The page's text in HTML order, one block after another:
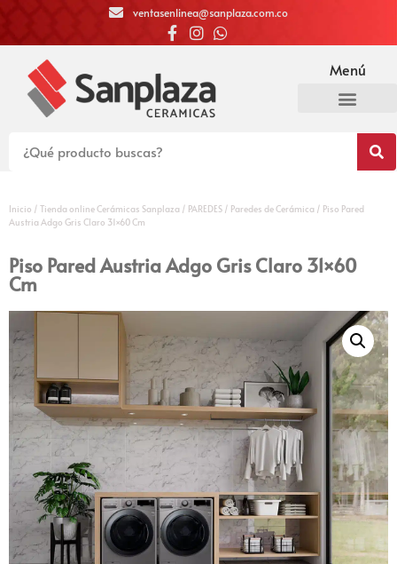
ventasenlinea@sanplaza.com.co
Menú
Inicio / Tienda online Cerámicas Sanplaza / PAREDES / Paredes de Cerámica / Piso Pared
Austria Adgo Gris Claro 31×60 Cm
Piso Pared Austria Adgo Gris Claro 31×60
Cm